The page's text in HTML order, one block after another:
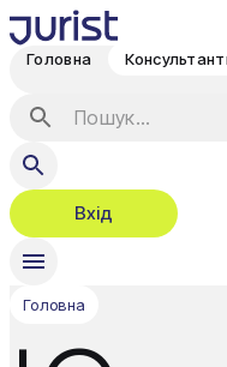
Головна
Вхід
Головна